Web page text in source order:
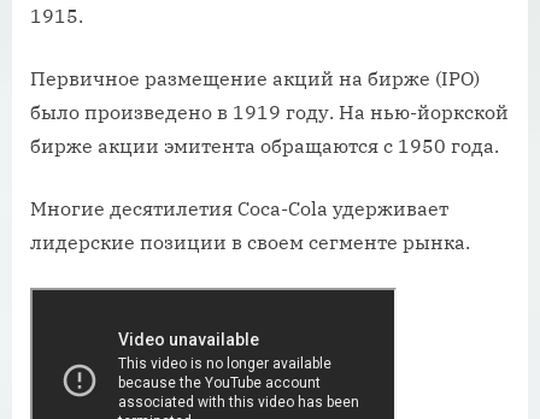
1915.
Первичное размещение акций на бирже (IPO)
было произведено в 1919 году. На нью-йоркской
бирже акции эмитента обращаются с 1950 года.
Многие десятилетия Coca-Cola удерживает
лидерские позиции в своем сегменте рынка.